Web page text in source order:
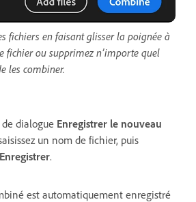
fichiers en faisant glisser la poignée à
fichier ou supprimez n’importe quel
les combiner.
dialogue Enregistrer le nouveau
un nom de fichier, puis
Enregistrer.
est automatiquement enregistré